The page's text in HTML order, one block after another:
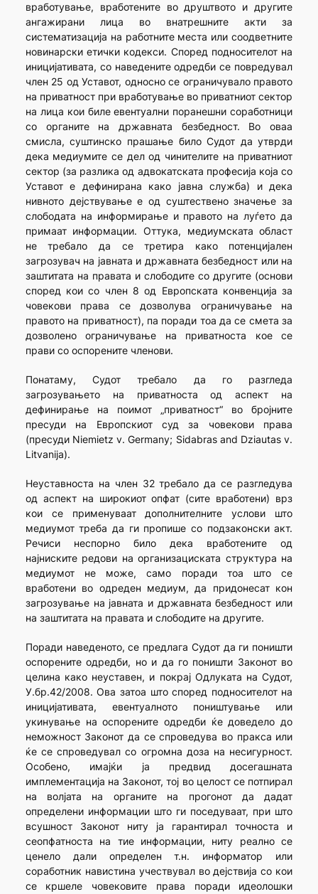
вработување, вработените во друштвото и другите
ангажирани лица во внатрешните акти за
систематизација на работните места или соодветните
новинарски етички кодекси. Според подносителот на
иницијативата, со наведените одредби се повредувал
член 25 од Уставот, односно се ограничувало правото
на приватност при вработување во приватниот сектор
на лица кои биле евентуални поранешни соработници
со органите на државната безбедност. Во оваа
смисла, суштинско прашање било Судот да утврди
дека медиумите се дел од чинителите на приватниот
сектор (за разлика од адвокатската професија која со
Уставот е дефинирана како јавна служба) и дека
нивното дејствување е од суштествено значење за
слободата на информирање и правото на луѓето да
примаат информации. Оттука, медиумската област
не требало да се третира како потенцијален
загрозувач на јавната и државната безбедност или на
заштитата на правата и слободите со другите (основи
според кои со член 8 од Европската конвенција за
човекови права се дозволува ограничување на
правото на приватност), па поради тоа да се смета за
дозволено ограничување на приватноста кое се
прави со оспорените членови.
Понатаму, Судот требало да го разгледа
загрозувањето на приватноста од аспект на
дефинирање на поимот „приватност“ во бројните
пресуди на Европскиот суд за човекови права
(пресуди Niemietz v. Germany; Sidabras and Dziautas v.
Litvanija).
Неуставноста на член 32 требало да се разгледува
од аспект на широкиот опфат (сите вработени) врз
кои се применуваат дополнителните услови што
медиумот треба да ги пропише со подзаконски акт.
Речиси неспорно било дека вработените од
најниските редови на организациската структура на
медиумот не може, само поради тоа што се
вработени во одреден медиум, да придонесат кон
загрозување на јавната и државната безбедност или
на заштитата на правата и слободите на другите.
Поради наведеното, се предлага Судот да ги поништи
оспорените одредби, но и да го поништи Законот во
целина како неуставен, и покрај Одлуката на Судот,
У.бр.42/2008. Ова затоа што според подносителот на
иницијативата, евентуалното поништување или
укинување на оспорените одредби ќе доведело до
неможност Законот да се спроведува во пракса или
ќе се спроведувал со огромна доза на несигурност.
Особено, имајќи ја предвид досегашната
имплементација на Законот, тој во целост се потпирал
на волјата на органите на прогонот да дадат
определени информации што ги поседуваат, при што
всушност Законот ниту ја гарантирал точноста и
сеопфатноста на тие информации, ниту реално се
ценело дали определен т.н. информатор или
соработник навистина учествувал во дејствија со кои
се кршеле човековите права поради идеолошки